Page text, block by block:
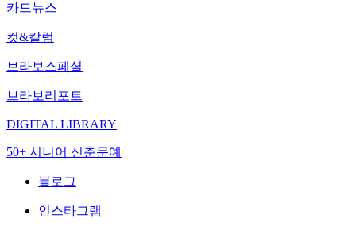
카드뉴스
컷&칼럼
브라보스페셜
브라보리포트
DIGITAL LIBRARY
50+ 시니어 신춘문예
블로그
인스타그램